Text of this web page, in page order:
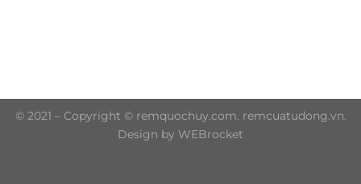
© 2021 – Copyright © remquochuy.com. remcuatudong.vn.
Design by WEBrocket